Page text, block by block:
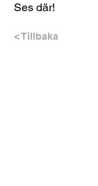
Ses där!
< Tillbaka